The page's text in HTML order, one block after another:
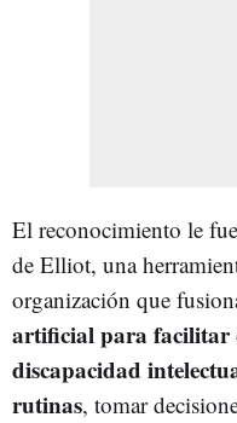
El reconocimiento le
de Elliot, una
organización que
artificial para facilitar
discapacidad
rutinas, tomar